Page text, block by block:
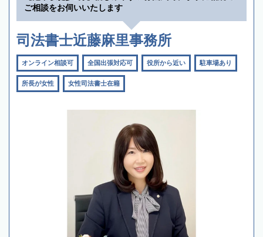
ご相談をお伺いいたします
司法書士近藤麻里事務所
オンライン相談可 全国出張対応可 役所から近い 駐車場あり
所長が女性 女性司法書士在籍